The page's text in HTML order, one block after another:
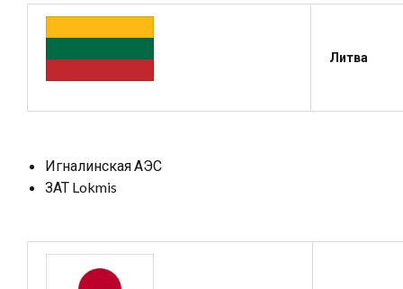
Литва
Игналинская АЭС
ЗАТ Lokmis